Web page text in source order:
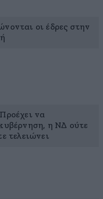
οι έδρες στην
να
η ΝΔ ούτε
τελειώνει